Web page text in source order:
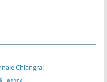
Chiangrai
ดอยตุง